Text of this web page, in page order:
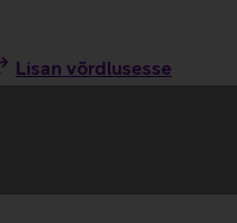
Lisan võrdlusesse